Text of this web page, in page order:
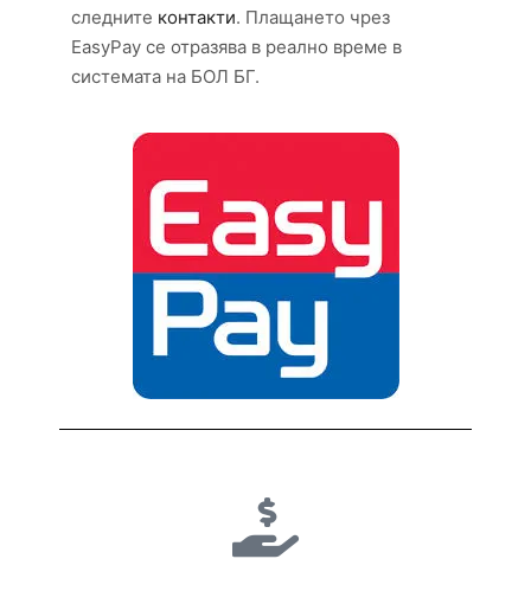
следните контакти. Плащането чрез
EasyPay се отразява в реално време в
системата на БОЛ БГ.